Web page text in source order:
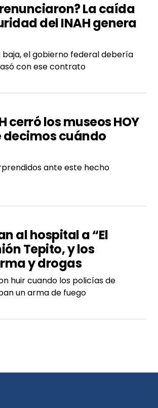
La caída
del INAH genera
el gobierno federal debería
con ese contrato
cerró los museos HOY
decimos cuándo
ante este hecho
al hospital a “El
Tepito, y los
y drogas
huir cuando los policías de
un arma de fuego